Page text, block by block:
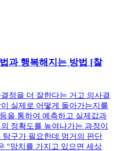
과 행복해지는 방법 [찰
정을 더 잘한다는 거고 의사결
실제로 어떻게 돌아가는지를
을 통하여 예측하고 실제값과
정확도를 높여나가는 과정이
구가 필요한데 멍거의 판단
"망치를 가지고 있으면 세상